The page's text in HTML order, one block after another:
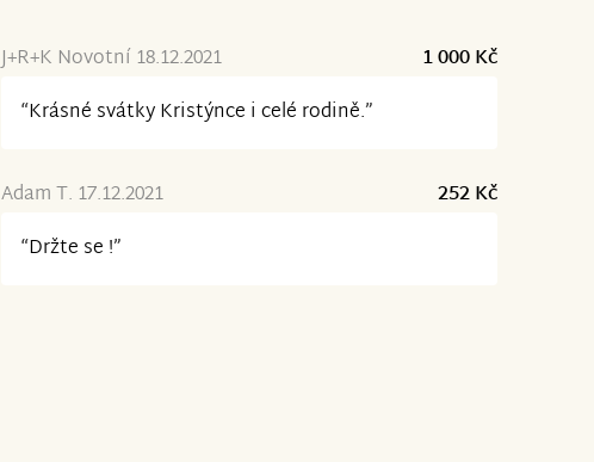
J+R+K Novotní 18.12.2021
1 000 Kč
“Krásné svátky Kristýnce i celé rodině.”
Adam T. 17.12.2021
252 Kč
“Držte se !”